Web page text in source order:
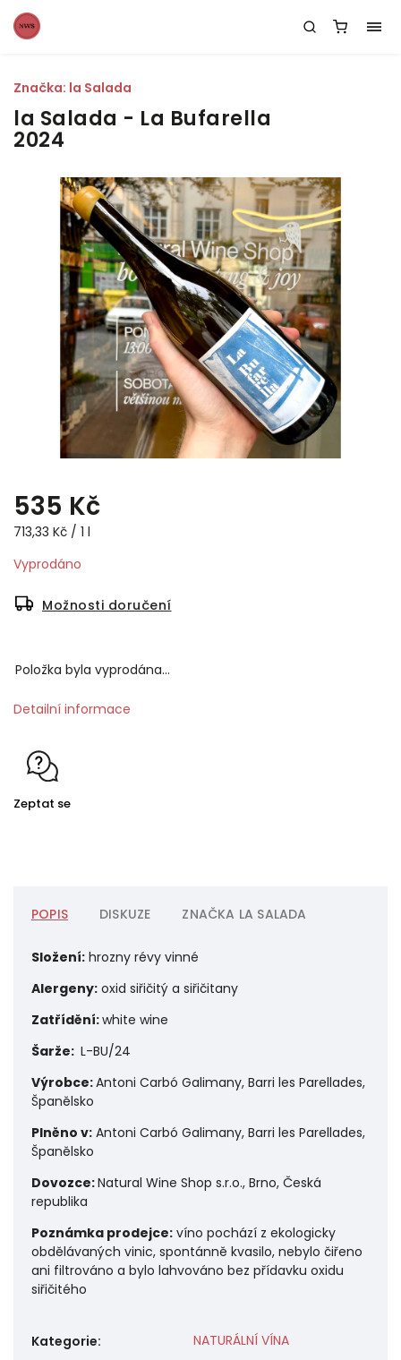
la Salada - La Bufarella
2024
535 Kč
713,33 Kč / 1 l
Vyprodáno
Možnosti doručení
Značka: la Salada
Položka byla vyprodána…
Detailní informace
Zeptat se
POPIS DISKUZE ZNAČKA LA SALADA
Složení: hrozny révy vinné
Alergeny: oxid siřičitý a siřičitany
Zatřídění:white wine
Šarže: L-BU/24
Výrobce:Antoni Carbó Galimany, Barri les Parellades,
Španělsko
Plněno v: Antoni Carbó Galimany, Barri les Parellades,
Španělsko
Dovozce:Natural Wine Shop s.r.o., Brno, Česká
republika
Poznámka prodejce: víno pochází z ekologicky
obdělávaných vinic, spontánně kvasilo, nebylo čiřeno
ani filtrováno a bylo lahvováno bez přídavku oxidu
siřičitého
Kategorie:
NATURÁLNÍ VÍNA